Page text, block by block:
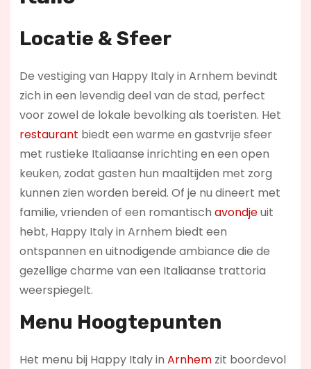
Locatie & Sfeer
De vestiging van Happy Italy in Arnhem bevindt
zich in een levendig deel van de stad, perfect
voor zowel de lokale bevolking als toeristen. Het
restaurant biedt een warme en gastvrije sfeer
met rustieke Italiaanse inrichting en een open
keuken, zodat gasten hun maaltijden met zorg
kunnen zien worden bereid. Of je nu dineert met
familie, vrienden of een romantisch avondjeuit
hebt, Happy Italy in Arnhem biedt een
ontspannen en uitnodigende ambiance die de
gezellige charme van een Italiaanse trattoria
weerspiegelt.
Menu Hoogtepunten
Het menu bij Happy Italy in Arnhemzit boordevol